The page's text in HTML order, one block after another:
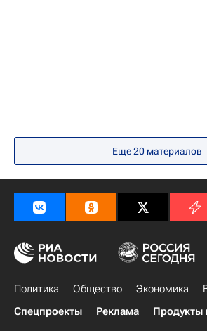
Еще 20 материалов
Политика Общество Экономика
Спецпроекты
Реклама Продукты